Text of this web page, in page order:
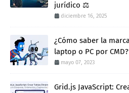
jurídico ⚖️
diciembre 16, 2025
¿Cómo saber la
laptop o PC por
mayo 07, 2023
Grid.js JavaScript: